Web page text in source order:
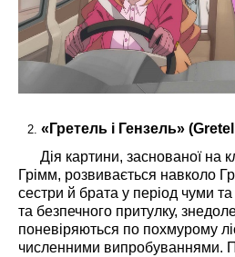
«Гретель і Гензель»
Дія картини, заснованої на
Грімм, розвивається навколо
сестри й брата у період чуми
та безпечного притулку,
поневіряються по похмурому
численними випробуваннями.